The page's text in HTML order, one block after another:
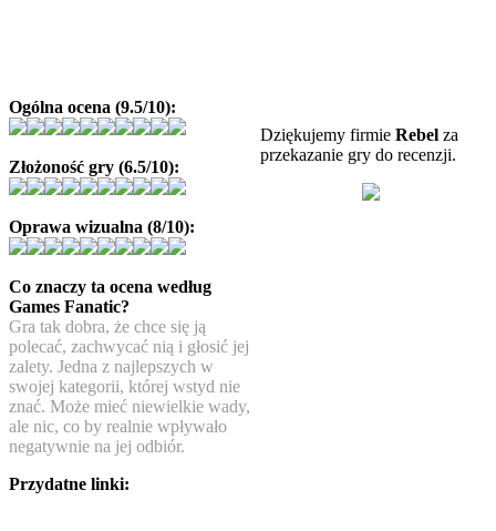
Dziękujemy firmie Rebel za
przekazanie gry do recenzji.
Ogólna ocena (9.5/10):
Złożoność gry (6.5/10):
Oprawa wizualna (8/10):
Co znaczy ta ocena według
Games Fanatic?
Gra tak dobra, że chce się ją
polecać, zachwycać nią i głosić jej
zalety. Jedna z najlepszych w
swojej kategorii, której wstyd nie
znać. Może mieć niewielkie wady,
ale nic, co by realnie wpływało
negatywnie na jej odbiór.
Przydatne linki: